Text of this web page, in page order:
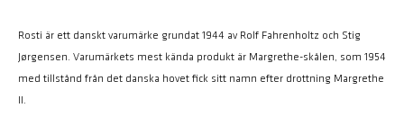
Rosti är ett danskt varumärke grundat 1944 av Rolf Fahrenholtz och Stig
Jørgensen. Varumärkets mest kända produkt är Margrethe-skålen, som 1954
med tillstånd från det danska hovet fick sitt namn efter drottning Margrethe